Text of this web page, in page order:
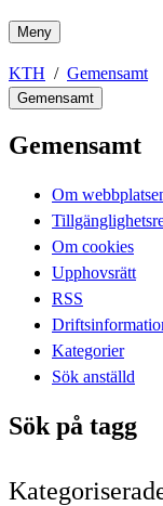
Meny
KTH Gemensamt
Gemensamt
Gemensamt
Om
Om cookies
Upphovsrätt
RSS
Kategorier
Sök anställd
Sök på tagg